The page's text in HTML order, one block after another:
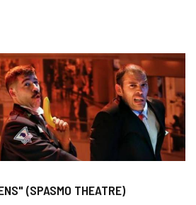
(SPASMO THEATRE)